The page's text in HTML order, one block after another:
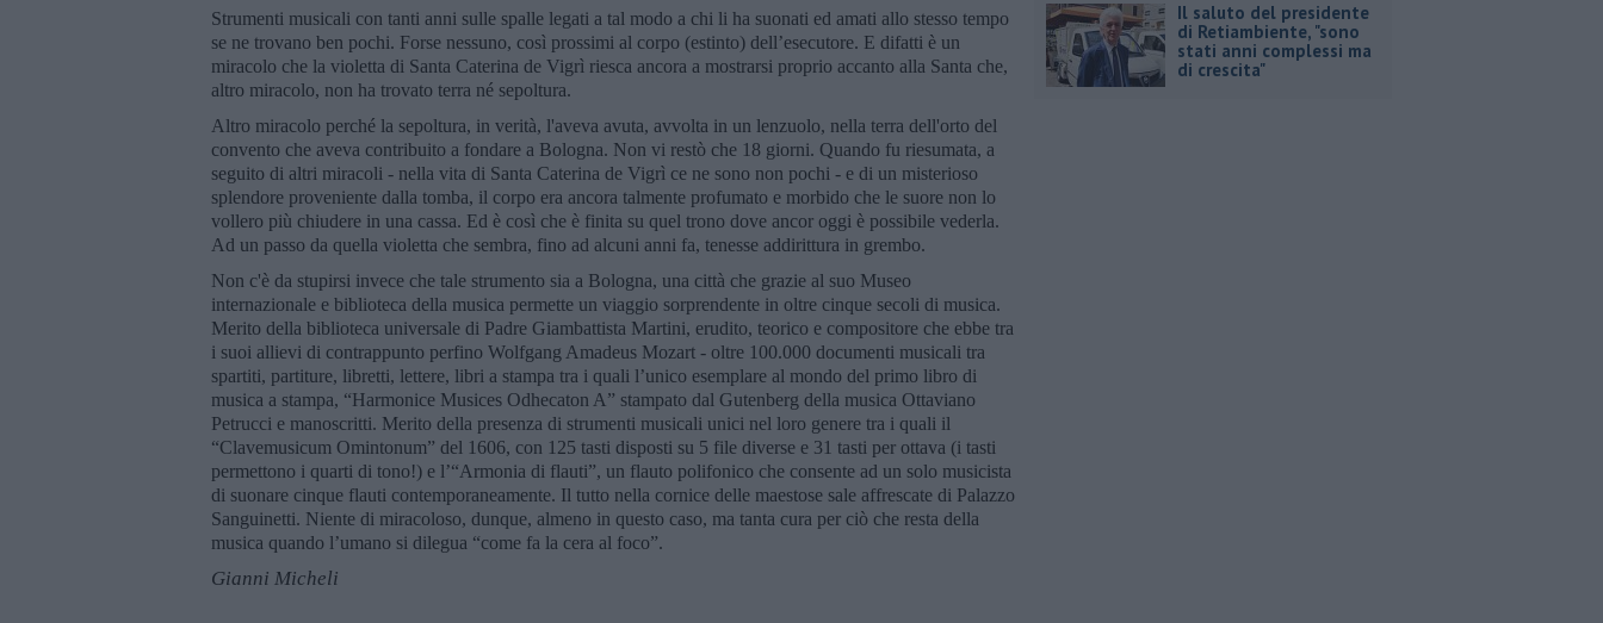
Strumenti musicali con tanti anni sulle spalle legati a tal modo a chi li ha suonati ed amati allo stesso tempo
se ne trovano ben pochi. Forse nessuno, così prossimi al corpo (estinto) dell’esecutore. E difatti è un
miracolo che la violetta di Santa Caterina de Vigrì riesca ancora a mostrarsi proprio accanto alla Santa che,
altro miracolo, non ha trovato terra né sepoltura.
Altro miracolo perché la sepoltura, in verità, l'aveva avuta, avvolta in un lenzuolo, nella terra dell'orto del
convento che aveva contribuito a fondare a Bologna. Non vi restò che 18 giorni. Quando fu riesumata, a
seguito di altri miracoli - nella vita di Santa Caterina de Vigrì ce ne sono non pochi - e di un misterioso
splendore proveniente dalla tomba, il corpo era ancora talmente profumato e morbido che le suore non lo
vollero più chiudere in una cassa. Ed è così che è finita su quel trono dove ancor oggi è possibile vederla.
Ad un passo da quella violetta che sembra, fino ad alcuni anni fa, tenesse addirittura in grembo.
Non c'è da stupirsi invece che tale strumento sia a Bologna, una città che grazie al suo Museo
internazionale e biblioteca della musica permette un viaggio sorprendente in oltre cinque secoli di musica.
Merito della biblioteca universale di Padre Giambattista Martini, erudito, teorico e compositore che ebbe tra
i suoi allievi di contrappunto perfino Wolfgang Amadeus Mozart - oltre 100.000 documenti musicali tra
spartiti, partiture, libretti, lettere, libri a stampa tra i quali l’unico esemplare al mondo del primo libro di
musica a stampa, “Harmonice Musices Odhecaton A” stampato dal Gutenberg della musica Ottaviano
Petrucci e manoscritti. Merito della presenza di strumenti musicali unici nel loro genere tra i quali il
“Clavemusicum Omintonum” del 1606, con 125 tasti disposti su 5 file diverse e 31 tasti per ottava (i tasti
permettono i quarti di tono!) e l’“Armonia di flauti”, un flauto polifonico che consente ad un solo musicista
di suonare cinque flauti contemporaneamente. Il tutto nella cornice delle maestose sale affrescate di Palazzo
Sanguinetti. Niente di miracoloso, dunque, almeno in questo caso, ma tanta cura per ciò che resta della
musica quando l’umano si dilegua “come fa la cera al foco”.
Gianni Micheli
Il saluto del presidente
di Retiambiente, "sono
stati anni complessi ma
di crescita"